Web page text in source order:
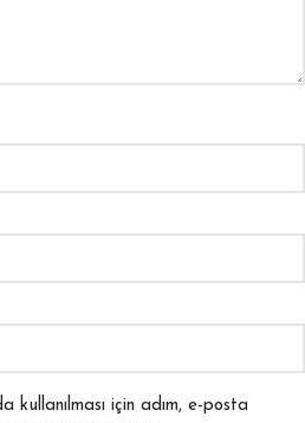
kullanılması için adım, e-posta